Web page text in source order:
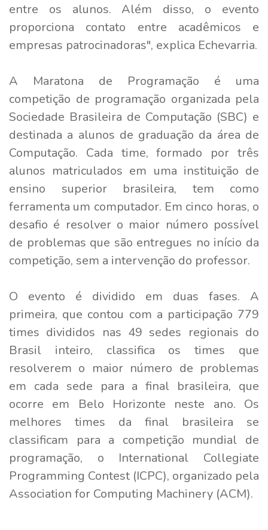
entre os alunos. Além disso, o evento
proporciona contato entre acadêmicos e
empresas patrocinadoras", explica Echevarria.
A Maratona de Programação é uma
competição de programação organizada pela
Sociedade Brasileira de Computação (SBC) e
destinada a alunos de graduação da área de
Computação. Cada time, formado por três
alunos matriculados em uma instituição de
ensino superior brasileira, tem como
ferramenta um computador. Em cinco horas, o
desafio é resolver o maior número possível
de problemas que são entregues no início da
competição, sem a intervenção do professor.
O evento é dividido em duas fases. A
primeira, que contou com a participação 779
times divididos nas 49 sedes regionais do
Brasil inteiro, classifica os times que
resolverem o maior número de problemas
em cada sede para a final brasileira, que
ocorre em Belo Horizonte neste ano. Os
melhores times da final brasileira se
classificam para a competição mundial de
programação, o International Collegiate
Programming Contest (ICPC), organizado pela
Association for Computing Machinery (ACM).